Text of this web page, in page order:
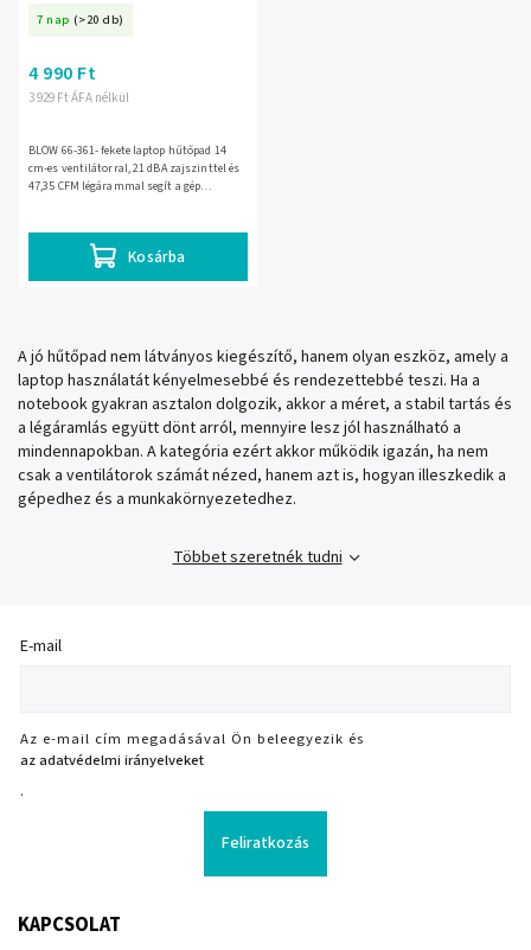
7 nap (>20 db)
3 929 Ft ÁFA nélkül
4 990 Ft
Kosárba
BLOW 66-361- fekete laptop hűtőpad 14
cm-es ventilátorral, 21 dBA zajszinttel és
47,35 CFM légárammal segít a gép
A jó hűtőpad nem látványos kiegészítő, hanem olyan eszköz, amely a
laptop használatát kényelmesebbé és rendezettebbé teszi. Ha a
notebook gyakran asztalon dolgozik, akkor a méret, a stabil tartás és
a légáramlás együtt dönt arról, mennyire lesz jól használható a
mindennapokban. A kategória ezért akkor működik igazán, ha nem
csak a ventilátorok számát nézed, hanem azt is, hogyan illeszkedik a
gépedhez és a munkakörnyezetedhez.
Többet szeretnék tudni
E-mail
Az e-mail cím megadásával Ön beleegyezik és
az adatvédelmi irányelveket
.
Feliratkozás
KAPCSOLAT